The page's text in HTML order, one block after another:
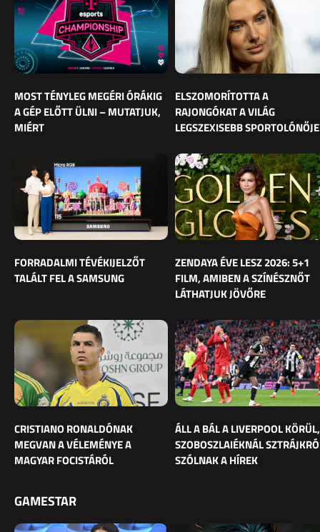
MOST TÉNYLEG MEGÉRI ÓRÁKIG
A GÉP ELŐTT ÜLNI – MUTATJUK,
MIÉRT
ELSZOMORÍTOTTA A
RAJONGÓKAT A VILÁG
LEGSZEXISEBB SPORTOLÓNŐJE
FORRADALMI TÉVÉKIJELZŐT
TALÁLT FEL A SAMSUNG
ZENDAYA ÉVE LESZ 2026: 5+1
FILM, AMIBEN A SZÍNÉSZNŐT
LÁTHATJUK JÖVŐRE
CRISTIANO RONALDÓNAK
MEGVAN A VÉLEMÉNYE A
MAGYAR FOCISTÁRÓL
ÁLL A BÁL A LIVERPOOL KÖRÜL,
SZOBOSZLAIÉKNÁL
SZÓLNAK A HÍREK
GAMESTAR